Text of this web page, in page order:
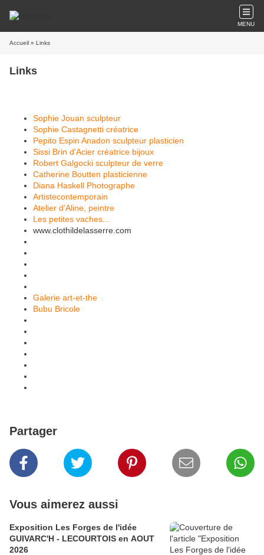
MENU
Accueil » Links
Links
Sophie Jouan sculpteur
Sophie Castagnetti créatrice
Pepito Espin Anadon sculpteur plasticien
Sissi Brin d'Acier créatrice bijoux
Robert Galgocki sculpteur de verre
Catherine Boutten plasticienne
Diana Haskell Photographe
Artistecontemporain
Atelier d'Aline, peintre
Les petites vaches...
www.clothildelasserre.com
Galerie art-et-the
Bubu Bricole
Partager
Vous aimerez aussi
Exposition Les Forges de l'idée
GUIVARC'H - LECOURTOIS en AOUT
2026